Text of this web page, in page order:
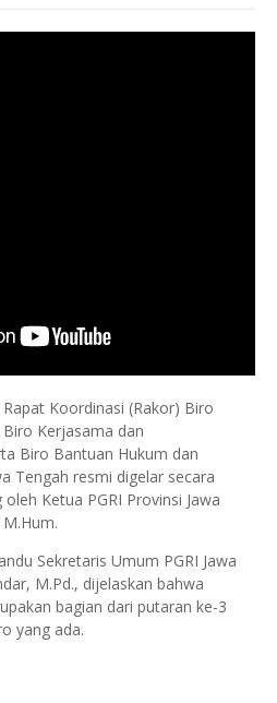
Koordinasi (Rakor) Biro
Kerjasama dan
Biro Bantuan Hukum dan
Tengah resmi digelar secara
Ketua PGRI Provinsi Jawa
Sekretaris Umum PGRI Jawa
M.Pd., dijelaskan bahwa
bagian dari putaran ke-3
yang ada.